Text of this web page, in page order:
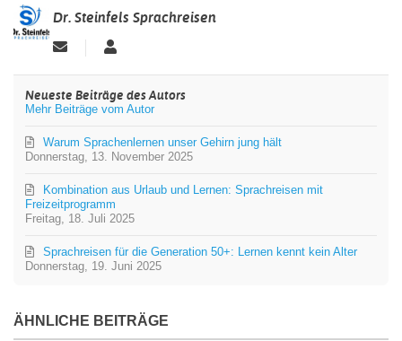
Dr. Steinfels Sprachreisen
Updates Dr.
Sprachreisen
Neueste Beiträge des Autors
Mehr Beiträge vom Autor
Donnerstag, 13. November 2025
Warum Sprachenlernen unser Gehirn jung hält ️
Freitag, 18. Juli 2025
Kombination aus Urlaub und Lernen: Sprachreisen mit
Freizeitprogramm
Donnerstag, 19. Juni 2025
Sprachreisen für die Generation 50+: Lernen kennt kein Alter
ÄHNLICHE BEITRÄGE